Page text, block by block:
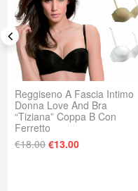
Reggiseno A Fascia Intimo
Donna Love And Bra
“Tiziana” Coppa B Con
Ferretto
€18.00 Il prezzo
€13.00Il prezzo